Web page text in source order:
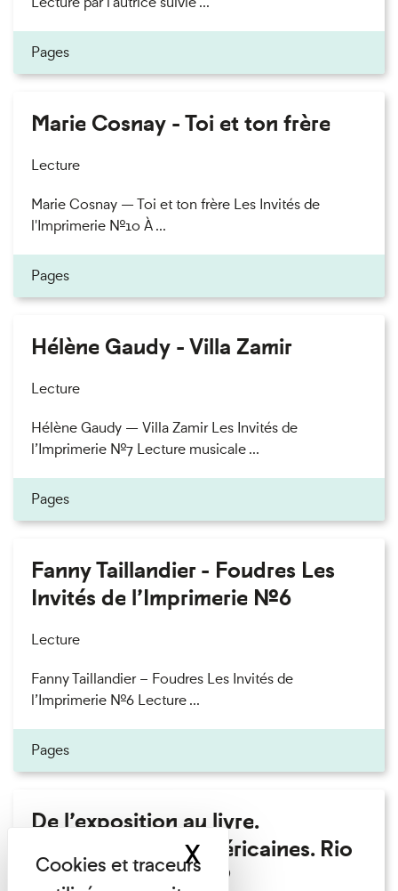
Pages
Marie Cosnay - Toi et ton frère
Lecture
Marie Cosnay — Toi et ton frère Les Invités de
l'Imprimerie n°10 À ...
Pages
Hélène Gaudy - Villa Zamir
Lecture
Hélène Gaudy — Villa Zamir Les Invités de
l’Imprimerie n°7 Lecture musicale ...
Pages
Fanny Taillandier - Foudres Les
Invités de l’Imprimerie n°6
Lecture
Fanny Taillandier – Foudres Les Invités de
l’Imprimerie n°6 Lecture ...
Pages
De l’exposition au livre.
Modernités sud-américaines. Rio
– Buenos Aires 1909
XMasquer le